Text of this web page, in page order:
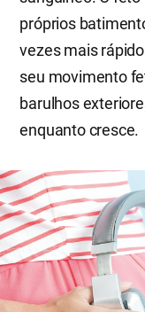
próprios
vezes mais
seu movimento
barulhos
enquanto cresce.